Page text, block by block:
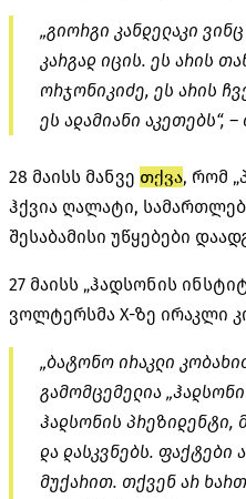
„გიორგი კანდელაკი
კარგად იცის. ეს არის
ორჯონიკიძე, ეს არის
ეს ადამიანი აკეთებს“,
28 მაისს მანვე თქვა, რომ
ჰქვია ღალატი,
შესაბამისი უწყებები
27 მაისს „ჰადსონის
ვოლტერსმა X-ზე ირაკლი
„ბატონო ირაკლი
გამომცემელია
ჰადსონის პრეზიდენტი,
და დასკვნებს. ფაქტები
მუქარით. თქვენ არ